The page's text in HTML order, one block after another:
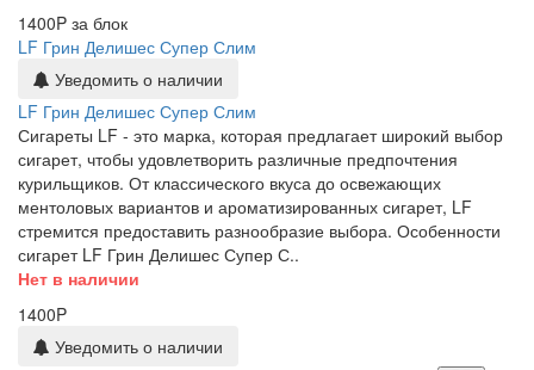
1400P за блок
LF Грин Делишес Супер Слим
Уведомить о наличии
LF Грин Делишес Супер Слим
Сигареты LF - это марка, которая предлагает широкий выбор
сигарет, чтобы удовлетворить различные предпочтения
курильщиков. От классического вкуса до освежающих
ментоловых вариантов и ароматизированных сигарет, LF
стремится предоставить разнообразие выбора. Особенности
сигарет LF Грин Делишес Супер С..
Нет в наличии
1400P
Уведомить о наличии